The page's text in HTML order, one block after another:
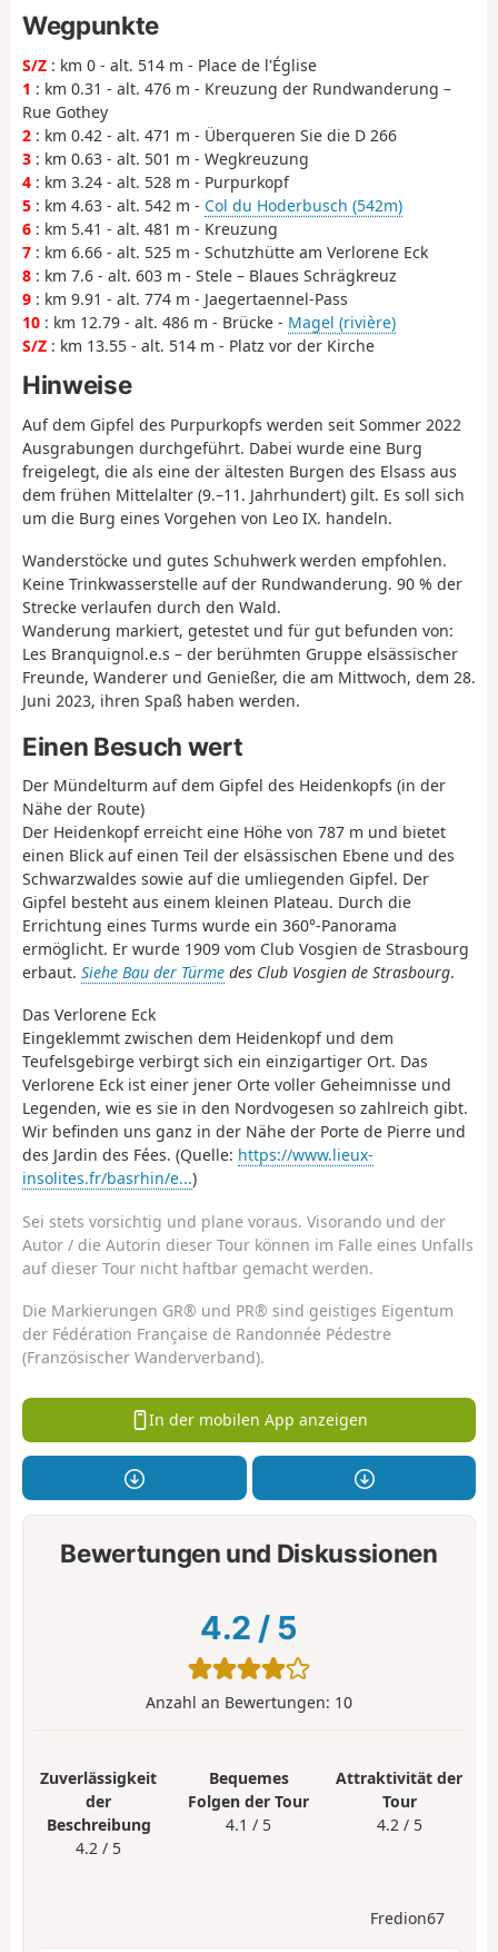
Wegpunkte
S/Z : km 0 - alt. 514 m - Place de l'Église
1 : km 0.31 - alt. 476 m - Kreuzung der Rundwanderung –
Rue Gothey
2 : km 0.42 - alt. 471 m - Überqueren Sie die D 266
3 : km 0.63 - alt. 501 m - Wegkreuzung
4 : km 3.24 - alt. 528 m - Purpurkopf
5 : km 4.63 - alt. 542 m - Col du Hoderbusch (542m)
6 : km 5.41 - alt. 481 m - Kreuzung
7 : km 6.66 - alt. 525 m - Schutzhütte am Verlorene Eck
8 : km 7.6 - alt. 603 m - Stele – Blaues Schrägkreuz
9 : km 9.91 - alt. 774 m - Jaegertaennel-Pass
10 : km 12.79 - alt. 486 m - Brücke - Magel (rivière)
S/Z : km 13.55 - alt. 514 m - Platz vor der Kirche
Hinweise
Auf dem Gipfel des Purpurkopfs werden seit Sommer 2022
Ausgrabungen durchgeführt. Dabei wurde eine Burg
freigelegt, die als eine der ältesten Burgen des Elsass aus
dem frühen Mittelalter (9.–11. Jahrhundert) gilt. Es soll sich
um die Burg eines Vorgehen von Leo IX. handeln.
Wanderstöcke und gutes Schuhwerk werden empfohlen.
Keine Trinkwasserstelle auf der Rundwanderung. 90 % der
Strecke verlaufen durch den Wald.
Wanderung markiert, getestet und für gut befunden von:
Les Branquignol.e.s – der berühmten Gruppe elsässischer
Freunde, Wanderer und Genießer, die am Mittwoch, dem 28.
Juni 2023, ihren Spaß haben werden.
Einen Besuch wert
Der Mündelturm auf dem Gipfel des Heidenkopfs (in der
Nähe der Route)
Der Heidenkopf erreicht eine Höhe von 787 m und bietet
einen Blick auf einen Teil der elsässischen Ebene und des
Schwarzwaldes sowie auf die umliegenden Gipfel. Der
Gipfel besteht aus einem kleinen Plateau. Durch die
Errichtung eines Turms wurde ein 360°-Panorama
ermöglicht. Er wurde 1909 vom Club Vosgien de Strasbourg
erbaut. Siehe Bau der Türme des Club Vosgien de Strasbourg.
Das Verlorene Eck
Eingeklemmt zwischen dem Heidenkopf und dem
Teufelsgebirge verbirgt sich ein einzigartiger Ort. Das
Verlorene Eck ist einer jener Orte voller Geheimnisse und
Legenden, wie es sie in den Nordvogesen so zahlreich gibt.
Wir befinden uns ganz in der Nähe der Porte de Pierre und
des Jardin des Fées. (Quelle: https://www.lieux-
insolites.fr/basrhin/e...)
Sei stets vorsichtig und plane voraus. Visorando und der
Autor / die Autorin dieser Tour können im Falle eines Unfalls
auf dieser Tour nicht haftbar gemacht werden.
Die Markierungen GR® und PR® sind geistiges Eigentum
der Fédération Française de Randonnée Pédestre
(Französischer Wanderverband).
In der mobilen App anzeigen
Bewertungen und Diskussionen
4.2 / 5
Anzahl an Bewertungen: 10
Zuverlässigkeit
der
Beschreibung
4.2 / 5
Bequemes
Folgen der Tour
4.1 / 5
Attraktivität der
Tour
4.2 / 5
Fredion67